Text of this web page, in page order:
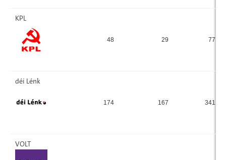
KPL
48 29 77
déi Lénk
174 167 341
VOLT